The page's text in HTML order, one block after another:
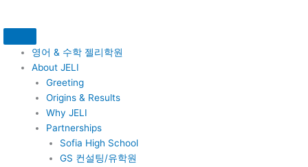
영어 & 수학 젤리학원
About JELI
Greeting
Origins & Results
Why JELI
Partnerships
Sofia High School
GS 컨설팅/유학원